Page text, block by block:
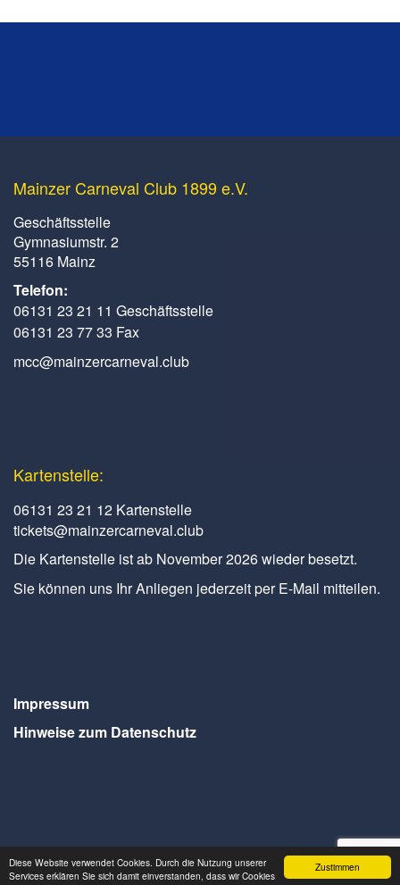
Zustimmen
Diese Website verwendet Cookies. Durch die Nutzung unserer
Services erklären Sie sich damit einverstanden, dass wir Cookies
Mainzer Carneval Club 1899 e.V.
Geschäftsstelle
Gymnasiumstr. 2
55116 Mainz
Telefon:
06131 23 21 11 Geschäftsstelle
06131 23 77 33 Fax
mcc@mainzercarneval.club
Kartenstelle:
06131 23 21 12 Kartenstelle
tickets@mainzercarneval.club
Die Kartenstelle ist ab November 2026 wieder besetzt.
Sie können uns Ihr Anliegen jederzeit per E-Mail mitteilen.
Impressum
Hinweise zum Datenschutz
Webdesign Seventum